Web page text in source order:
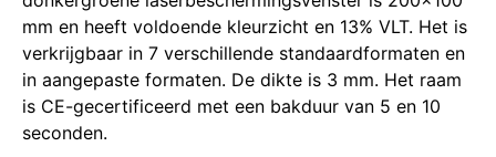
mm en heeft voldoende kleurzicht en 13% VLT. Het is
verkrijgbaar in 7 verschillende standaardformaten en
in aangepaste formaten. De dikte is 3 mm. Het raam
is CE-gecertificeerd met een bakduur van 5 en 10
seconden.